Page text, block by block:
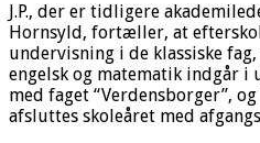
J.P., der er tidligere
Hornsyld, fortæller, at
undervisning i de klassiske fag,
engelsk og matematik indgår i
med faget “Verdensborger”,
afsluttes skoleåret med